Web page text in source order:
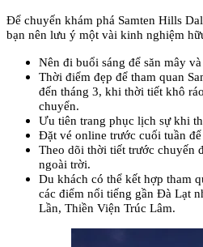
Để chuyến khám phá Samten Hills
bạn nên lưu ý một vài kinh nghiệm
Nên đi buổi sáng để săn mây
Thời điểm đẹp để tham quan
đến tháng 3, khi thời tiết khô
chuyển.
Ưu tiên trang phục lịch sự khi
Đặt vé online trước cuối tuần
Theo dõi thời tiết trước chuyến
ngoài trời.
Du khách có thể kết hợp tham
các điểm nổi tiếng gần Đà Lạt
Lần, Thiền Viện Trúc Lâm.